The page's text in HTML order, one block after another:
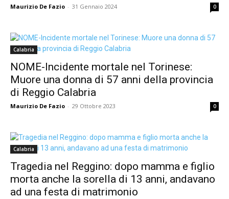
Maurizio De Fazio - 31 Gennaio 2024 0
Calabria
NOME-Incidente mortale nel Torinese:
Muore una donna di 57 anni della provincia
di Reggio Calabria
Maurizio De Fazio - 29 Ottobre 2023 0
Calabria
Tragedia nel Reggino: dopo mamma e figlio
morta anche la sorella di 13 anni, andavano
ad una festa di matrimonio